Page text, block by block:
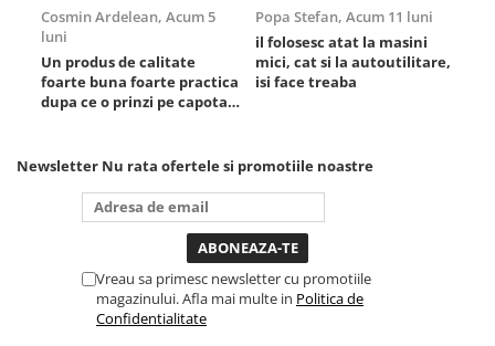
Scule fixare distributie
Alfa romeo
Audi
Bmw
Chrysler
Cosmin Ardelean, Acum 5
luni
Un produs de calitate
foarte buna foarte practica
dupa ce o prinzi pe capota
nevoie lumina puternica si
destul de mult dar daca o
bagi la priza nu mai ai
treaba toata ziua ,ce...
Popa Stefan, Acum 11 luni
il folosesc atat la masini
mici, cat si la autoutilitare,
isi face treaba
Newsletter Nu rata ofertele si promotiile noastre
Vreau sa primesc newsletter cu promotiile
magazinului. Afla mai multe in Politica de
Confidentialitate